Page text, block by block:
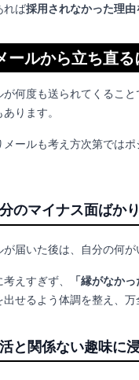
れば採用されなかった理
ールから立ち直る
が何度も送られてくるこ
ります。
メールも考え方次第では
のマイナス面ばか
届いた後は、自分の何
えすぎず、 「縁がなか
せるよう体調を整え、万
と関係ない趣味に